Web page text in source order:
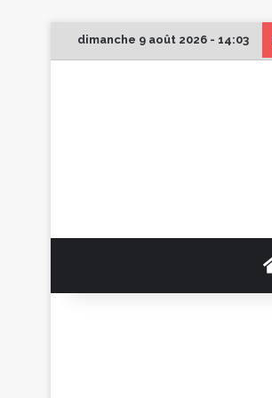
dimanche 9 août 2026 - 14:03